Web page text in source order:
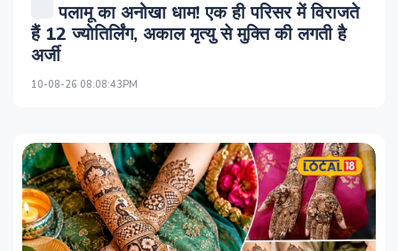
पलामू का अनोखा धाम! एक ही परिसर में विराजते
हैं 12 ज्योतिर्लिंग, अकाल मृत्यु से मुक्ति की लगती है
अर्जी
10-08-26 08:08:43PM